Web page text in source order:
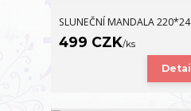
SLUNEČNÍ MANDALA
499 CZK/ks
Detail